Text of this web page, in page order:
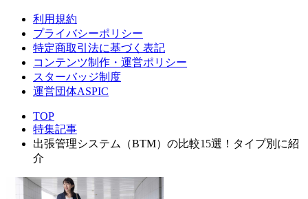
利用規約
プライバシーポリシー
特定商取引法に基づく表記
コンテンツ制作・運営ポリシー
スターバッジ制度
運営団体ASPIC
TOP
特集記事
出張管理システム（BTM）の比較15選！タイプ別に紹
介